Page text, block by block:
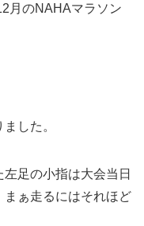
月のNAHAマラソン
した。
足の小指は大会当日
まぁ走るにはそれほど